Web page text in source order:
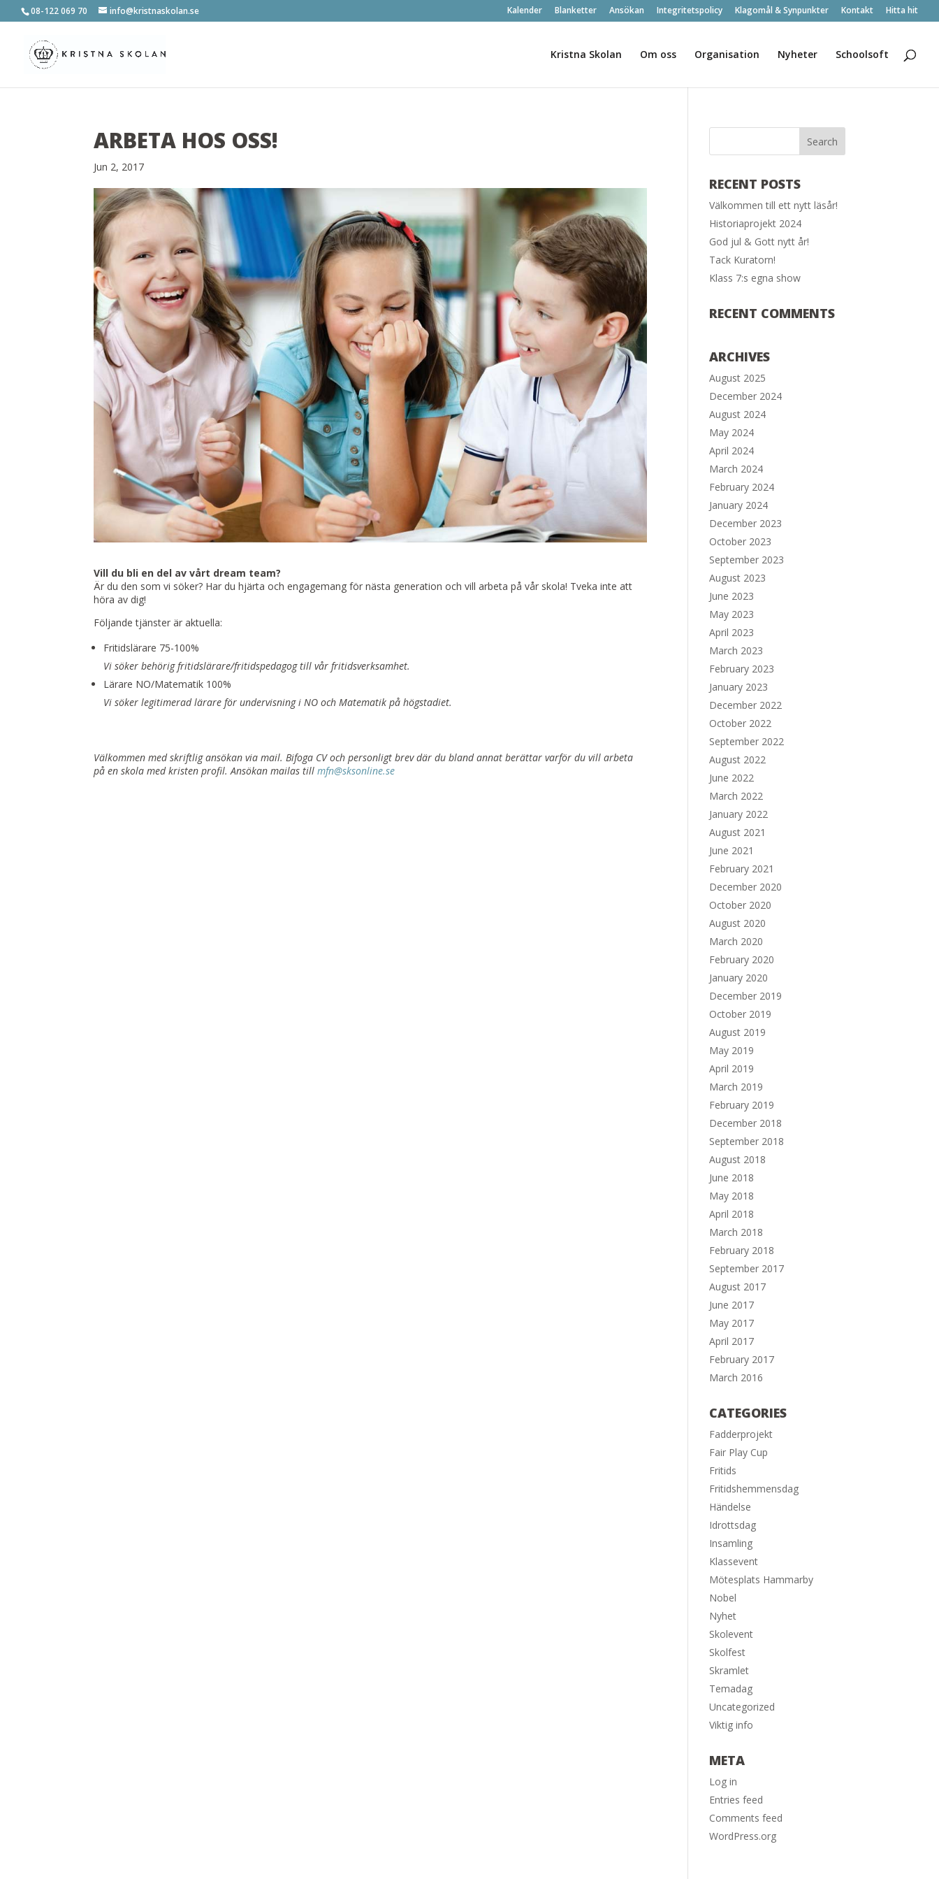
08-122 069 70 info@kristnaskolan.se Kalender Blanketter Ansökan Integritetspolicy Klagomål & Synpunkter Kontakt Hitta hit
Kristna Skolan Om oss Organisation Nyheter Schoolsoft
ARBETA HOS OSS!
Jun 2, 2017
Vill du bli en del av vårt dream team?
Är du den som vi söker? Har du hjärta och engagemang för nästa generation och vill arbeta på vår skola! Tveka inte att
höra av dig!
Följande tjänster är aktuella:
Fritidslärare 75-100%
Vi söker behörig fritidslärare/fritidspedagog till vår fritidsverksamhet.
Lärare NO/Matematik 100%
Vi söker legitimerad lärare för undervisning i NO och Matematik på högstadiet.
Välkommen med skriftlig ansökan via mail. Bifoga CV och personligt brev där du bland annat berättar varför du vill arbeta
på en skola med kristen profil. Ansökan mailas tillmfn@sksonline.se
RECENT POSTS
Välkommen till ett nytt läsår!
Historiaprojekt 2024
God jul & Gott nytt år!
Tack Kuratorn!
Klass 7:s egna show
RECENT COMMENTS
ARCHIVES
August 2025
December 2024
August 2024
May 2024
April 2024
March 2024
February 2024
January 2024
December 2023
October 2023
September 2023
August 2023
June 2023
May 2023
April 2023
March 2023
February 2023
January 2023
December 2022
October 2022
September 2022
August 2022
June 2022
March 2022
January 2022
August 2021
June 2021
February 2021
December 2020
October 2020
August 2020
March 2020
February 2020
January 2020
December 2019
October 2019
August 2019
May 2019
April 2019
March 2019
February 2019
December 2018
September 2018
August 2018
June 2018
May 2018
April 2018
March 2018
February 2018
September 2017
August 2017
June 2017
May 2017
April 2017
February 2017
March 2016
CATEGORIES
Fadderprojekt
Fair Play Cup
Fritids
Fritidshemmensdag
Händelse
Idrottsdag
Insamling
Klassevent
Mötesplats Hammarby
Nobel
Nyhet
Skolevent
Skolfest
Skramlet
Temadag
Uncategorized
Viktig info
META
Log in
Entries feed
Comments feed
WordPress.org